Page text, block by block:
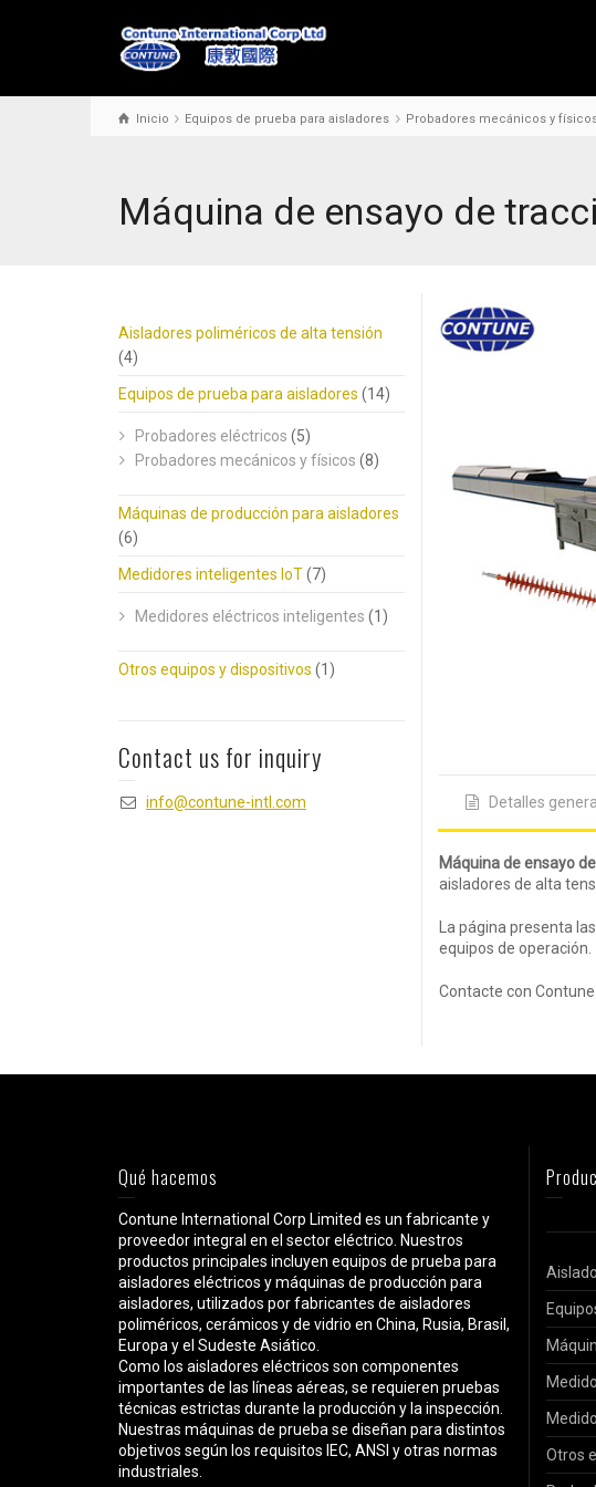
Inicio Equipos de prueba para aisladores Probadores mecánicos y
Máquina de ensayo de
Detalles
Máquina de ensayo
aisladores de alta
La página presenta
equipos de operación.
Contacte con
Aisladores poliméricos de alta tensión
(4)
Equipos de prueba para aisladores (14)
Probadores eléctricos (5)
Probadores mecánicos y físicos (8)
Máquinas de producción para aisladores
(6)
Medidores inteligentes IoT(7)
Medidores eléctricos inteligentes (1)
Otros equipos y dispositivos (1)
Contact us for inquiry
info@contune-intl.com
Qué hacemos
Contune International Corp Limited es un fabricante y
proveedor integral en el sector eléctrico. Nuestros
productos principales incluyen equipos de prueba para
aisladores eléctricos y máquinas de producción para
aisladores, utilizados por fabricantes de aisladores
poliméricos, cerámicos y de vidrio en China, Rusia, Brasil,
Europa y el Sudeste Asiático.
Como los aisladores eléctricos son componentes
importantes de las líneas aéreas, se requieren pruebas
técnicas estrictas durante la producción y la inspección.
Nuestras máquinas de prueba se diseñan para distintos
objetivos según los requisitos IEC, ANSI y otras normas
industriales.
Otros